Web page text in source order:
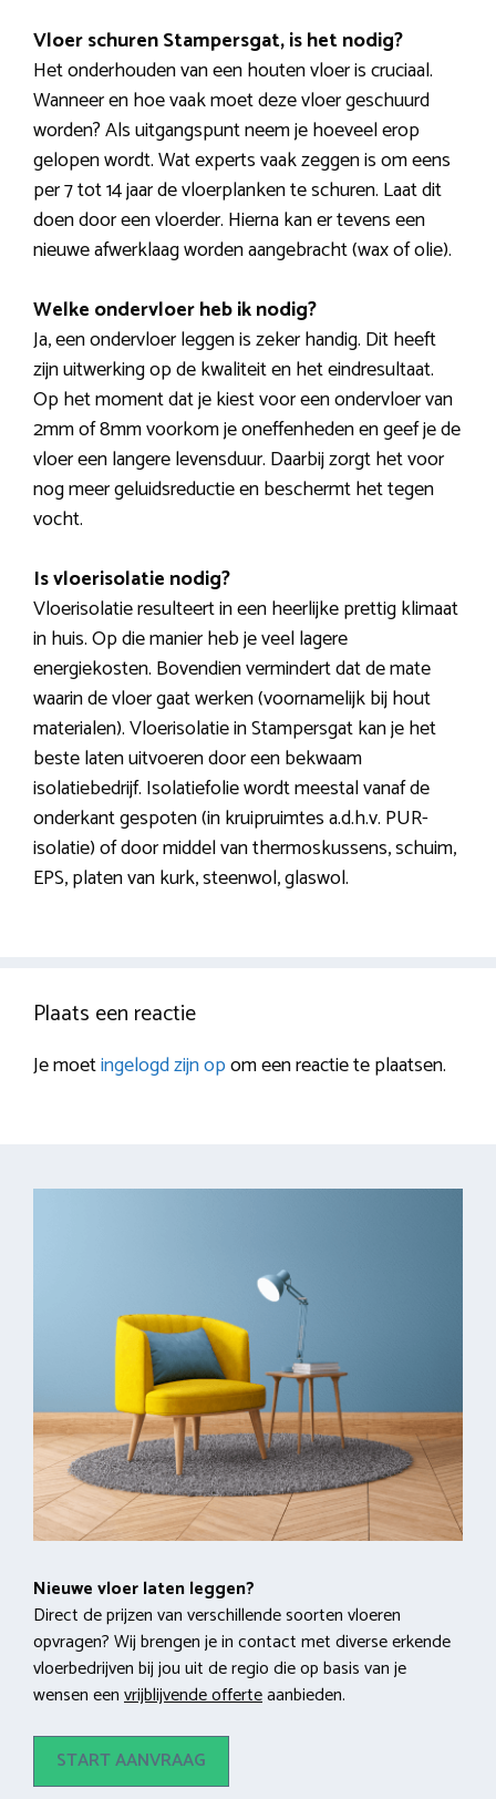
Vloer schuren Stampersgat, is het nodig?
Het onderhouden van een houten vloer is cruciaal.
Wanneer en hoe vaak moet deze vloer geschuurd
worden? Als uitgangspunt neem je hoeveel erop
gelopen wordt. Wat experts vaak zeggen is om eens
per 7 tot 14 jaar de vloerplanken te schuren. Laat dit
doen door een vloerder. Hierna kan er tevens een
nieuwe afwerklaag worden aangebracht (wax of olie).
Welke ondervloer heb ik nodig?
Ja, een ondervloer leggen is zeker handig. Dit heeft
zijn uitwerking op de kwaliteit en het eindresultaat.
Op het moment dat je kiest voor een ondervloer van
2mm of 8mm voorkom je oneffenheden en geef je de
vloer een langere levensduur. Daarbij zorgt het voor
nog meer geluidsreductie en beschermt het tegen
vocht.
Is vloerisolatie nodig?
Vloerisolatie resulteert in een heerlijke prettig klimaat
in huis. Op die manier heb je veel lagere
energiekosten. Bovendien vermindert dat de mate
waarin de vloer gaat werken (voornamelijk bij hout
materialen). Vloerisolatie in Stampersgat kan je het
beste laten uitvoeren door een bekwaam
isolatiebedrijf. Isolatiefolie wordt meestal vanaf de
onderkant gespoten (in kruipruimtes a.d.h.v. PUR-
isolatie) of door middel van thermoskussens, schuim,
EPS, platen van kurk, steenwol, glaswol.
Plaats een reactie
Je moetingelogd zijn opom een reactie te plaatsen.
Nieuwe vloer laten leggen?
Direct de prijzen van verschillende soorten vloeren
opvragen? Wij brengen je in contact met diverse erkende
vloerbedrijven bij jou uit de regio die op basis van je
wensen eenvrijblijvende offerteaanbieden.
START AANVRAAG